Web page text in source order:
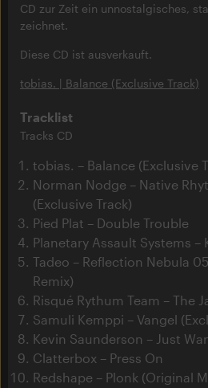
CD zur Zeit ein unnostalgisches,
zeichnet.
Diese CD ist ausverkauft.
tobias. | Balance (Exclusive Track)
Tracklist
Tracks CD
tobias. – Balance (Exclusive
Norman Nodge – Native
(Exclusive Track)
Pied Plat – Double Trouble
Planetary Assault Systems –
Tadeo – Reflection Nebula
Remix)
Risqué Rythum Team – The
Samuli Kemppi – Vangel
Kevin Saunderson – Just
Clatterbox – Press On
Redshape – Plonk (Original